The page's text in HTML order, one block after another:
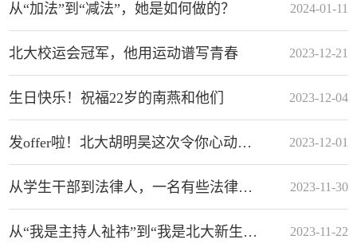
从“加法”到“减法”，她是如何做的？ 2024-01-11
北大校运会冠军，他用运动谱写青春 2023-12-21
生日快乐！祝福22岁的南燕和他们 2023-12-04
​发offer啦！北大胡明昊这次令你心动了吗？ 2023-12-01
从学生干部到法律人，一名有些法律er的修炼手册 2023-11-30
从“我是主持人祉祎”到“我是北大新生祉祎” 2023-11-22